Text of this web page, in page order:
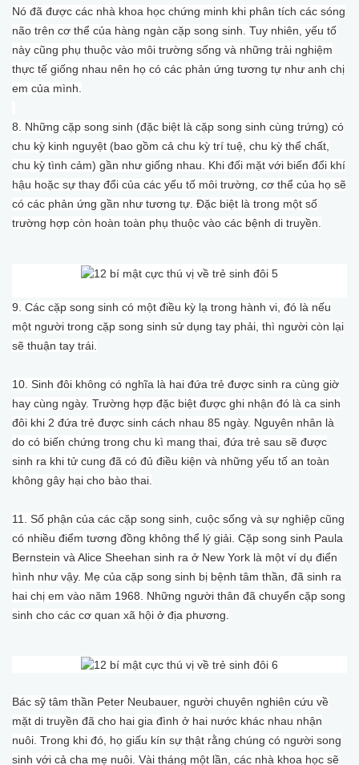
Nó đã được các nhà khoa học chứng minh khi phân tích các sóng
não trên cơ thể của hàng ngàn cặp song sinh. Tuy nhiên, yếu tố
này cũng phụ thuộc vào môi trường sống và những trải nghiệm
thực tế giống nhau nên họ có các phản ứng tương tự như anh chị
em của mình.
8. Những cặp song sinh (đặc biệt là cặp song sinh cùng trứng) có
chu kỳ kinh nguyệt (bao gồm cả chu kỳ trí tuệ, chu kỳ thể chất,
chu kỳ tình cảm) gần như giống nhau. Khi đối mặt với biến đổi khí
hậu hoặc sự thay đổi của các yếu tố môi trường, cơ thể của họ sẽ
có các phản ứng gần như tương tự. Đặc biệt là trong một số
trường hợp còn hoàn toàn phụ thuộc vào các bệnh di truyền.
9. Các cặp song sinh có một điều kỳ lạ trong hành vi, đó là nếu
một người trong cặp song sinh sử dụng tay phải, thì người còn lại
sẽ thuận tay trái.
10. Sinh đôi không có nghĩa là hai đứa trẻ được sinh ra cùng giờ
hay cùng ngày. Trường hợp đặc biệt được ghi nhận đó là ca sinh
đôi khi 2 đứa trẻ được sinh cách nhau 85 ngày. Nguyên nhân là
do có biến chứng trong chu kì mang thai, đứa trẻ sau sẽ được
sinh ra khi tử cung đã có đủ điều kiện và những yếu tố an toàn
không gây hại cho bào thai.
11. Số phận của các cặp song sinh, cuộc sống và sự nghiệp cũng
có nhiều điểm tương đồng không thể lý giải. Cặp song sinh Paula
Bernstein và Alice Sheehan sinh ra ở New York là một ví dụ điển
hình như vậy. Mẹ của cặp song sinh bị bệnh tâm thần, đã sinh ra
hai chị em vào năm 1968. Những người thân đã chuyển cặp song
sinh cho các cơ quan xã hội ở địa phương.
Bác sỹ tâm thần Peter Neubauer, người chuyên nghiên cứu về
mặt di truyền đã cho hai gia đình ở hai nước khác nhau nhận
nuôi. Trong khi đó, họ giấu kín sự thật rằng chúng có người song
sinh với cả cha mẹ nuôi. Vài tháng một lần, các nhà khoa học sẽ